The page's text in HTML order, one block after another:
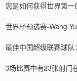
您是如何获得世界第一
世界杯预选赛-Wang
最佳中国超级联赛球队
3场比赛中有23张射门